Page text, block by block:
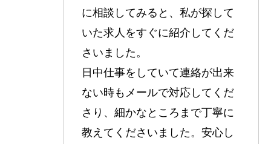
に相談してみると、私が探して
いた求人をすぐに紹介してくだ
さいました。
日中仕事をしていて連絡が出来
ない時もメールで対応してくだ
さり、細かなところまで丁寧に
教えてくださいました。安心し